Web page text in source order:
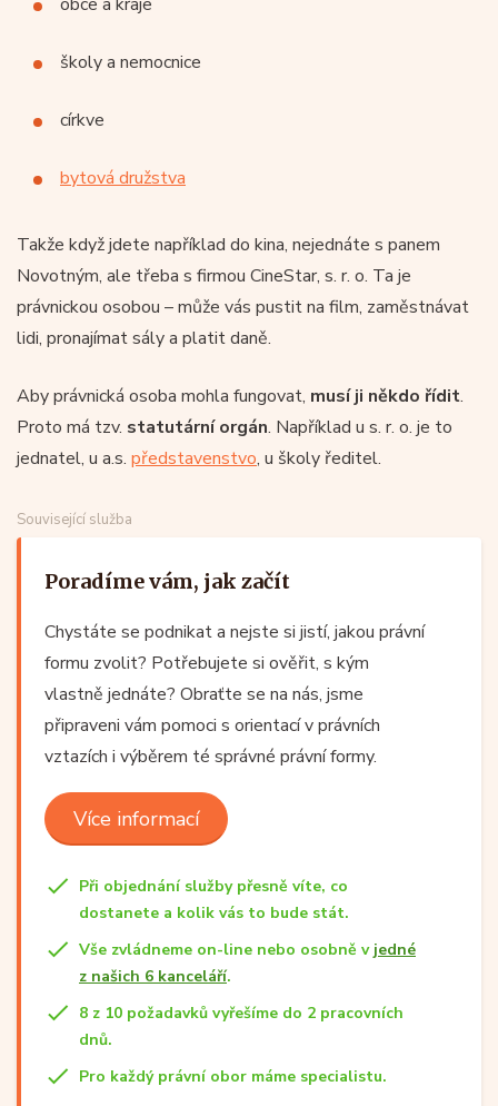
školy a nemocnice
církve
bytová družstva
Takže když jdete například do kina, nejednáte s panem
Novotným, ale třeba s firmou CineStar, s. r. o. Ta je
právnickou osobou – může vás pustit na film, zaměstnávat
lidi, pronajímat sály a platit daně.
Aby právnická osoba mohla fungovat, musí ji někdo řídit.
Proto má tzv. statutární orgán. Například u s. r. o. je to
jednatel, u a.s. představenstvo, u školy ředitel.
Související služba
Poradíme vám, jak začít
Chystáte se podnikat a nejste si jistí, jakou právní
formu zvolit? Potřebujete si ověřit, s kým
vlastně jednáte? Obraťte se na nás, jsme
připraveni vám pomoci s orientací v právních
vztazích i výběrem té správné právní formy.
Více informací
Při objednání služby přesně víte, co
dostanete a kolik vás to bude stát.
Vše zvládneme on-line nebo osobně v jedné
z našich 6 kanceláří.
8 z 10 požadavků vyřešíme do 2 pracovních
dnů.
Pro každý právní obor máme specialistu.